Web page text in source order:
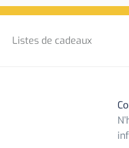
Listes de cadeaux